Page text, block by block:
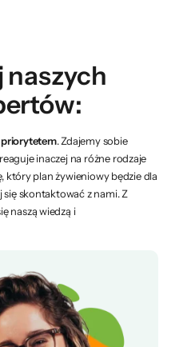
naszych
priorytetem. Zdajemy sobie
inaczej na różne rodzaje
który plan żywieniowy będzie dla
się skontaktować z nami. Z
naszą wiedzą i